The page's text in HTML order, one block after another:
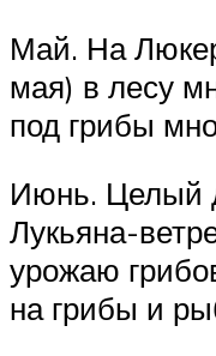
Май. На
мая) в лесу
под грибы
Июнь. Целый
Лукьяна-
урожаю
на грибы и